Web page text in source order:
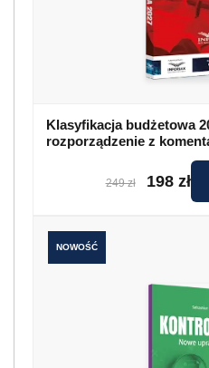
Klasyfikacja budżetowa
rozporządzenie z
249 zł 198 zł
NOWOŚĆ